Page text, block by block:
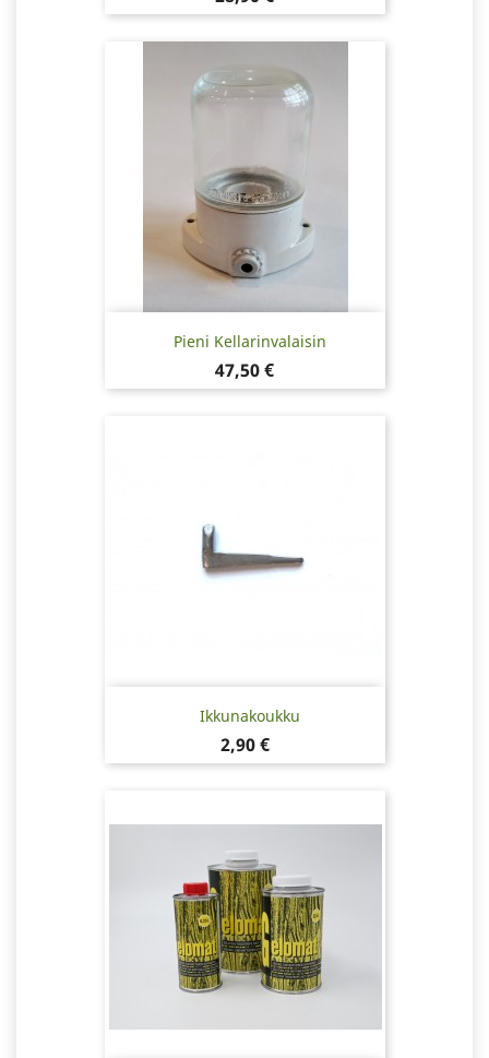
Pieni Kellarinvalaisin
Hinta
47,50 €
Ikkunakoukku
Hinta
2,90 €